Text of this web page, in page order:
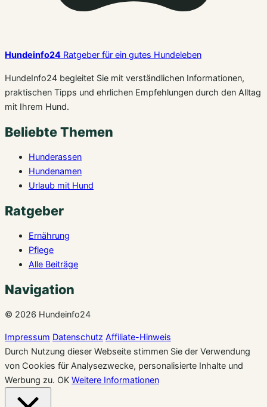
Hundeinfo24 Ratgeber für ein gutes Hundeleben
HundeInfo24 begleitet Sie mit verständlichen Informationen,
praktischen Tipps und ehrlichen Empfehlungen durch den Alltag
mit Ihrem Hund.
Beliebte Themen
Hunderassen
Hundenamen
Urlaub mit Hund
Ratgeber
Ernährung
Pflege
Alle Beiträge
Navigation
© 2026 Hundeinfo24
Impressum Datenschutz Affiliate-Hinweis
Durch Nutzung dieser Webseite stimmen Sie der Verwendung
von Cookies für Analysezwecke, personalisierte Inhalte und
Werbung zu. OK Weitere Informationen